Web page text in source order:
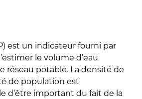
est un indicateur fourni par
le volume d’eau
réseau potable. La densité de
de population est
d’être important du fait de la